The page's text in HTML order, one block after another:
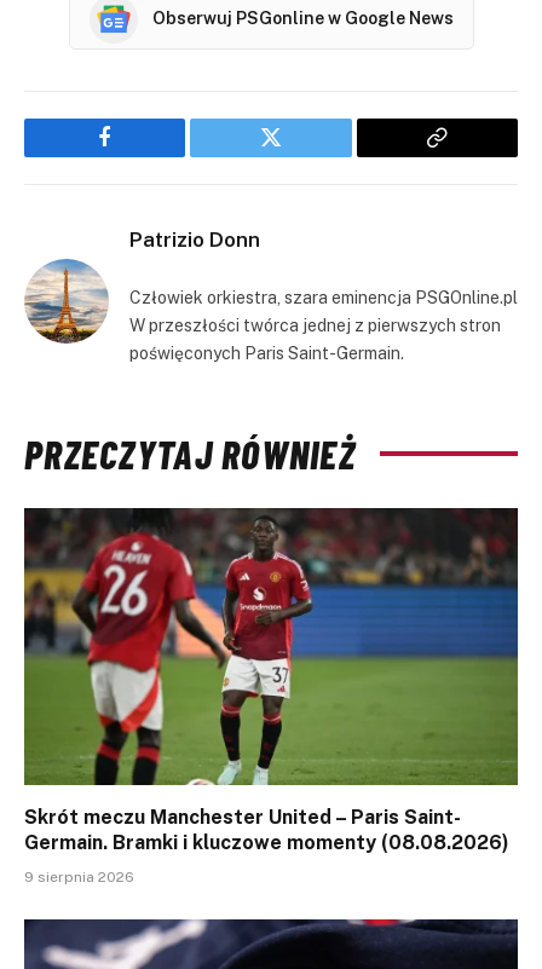
Obserwuj PSGonline w Google News
Facebook Twitter
Copy
Patrizio Donn
Człowiek orkiestra, szara eminencja PSGOnline.pl
W przeszłości twórca jednej z pierwszych stron
poświęconych Paris Saint-Germain.
PRZECZYTAJ RÓWNIEŻ
Skrót meczu Manchester United – Paris Saint-
Germain. Bramki i kluczowe momenty (08.08.2026)
9 sierpnia 2026